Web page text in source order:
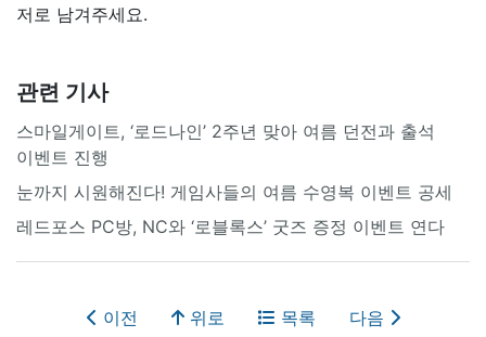
저로 남겨주세요.
관련 기사
스마일게이트, ‘로드나인’ 2주년 맞아 여름 던전과 출석
이벤트 진행
눈까지 시원해진다! 게임사들의 여름 수영복 이벤트 공세
레드포스 PC방, NC와 ‘로블록스’ 굿즈 증정 이벤트 연다
이전 위로 목록 다음